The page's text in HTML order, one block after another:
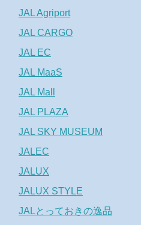
JAL Agriport
JAL CARGO
JAL EC
JAL MaaS
JAL Mall
JAL PLAZA
JAL SKY MUSEUM
JALEC
JALUX
JALUX STYLE
JALとっておきの逸品